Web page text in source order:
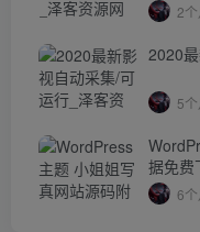
2
2020
5
据免费
6